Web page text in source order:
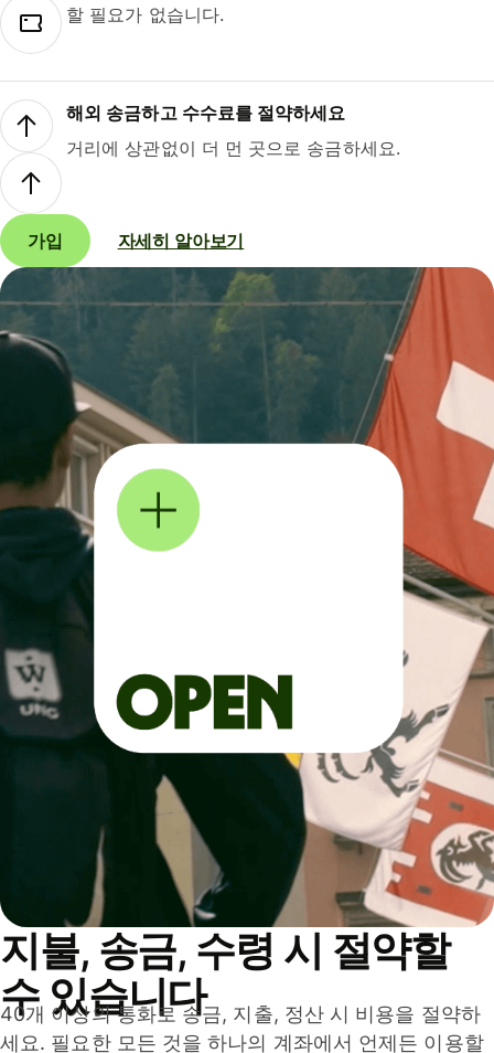
할 필요가 없습니다.
해외 송금하고 수수료를 절약하세요
거리에 상관없이 더 먼 곳으로 송금하세요.
가입 자세히 알아보기
지불, 송금, 수령 시 절약할
수 있습니다
40개 이상의 통화로 송금, 지출, 정산 시 비용을 절약하
세요. 필요한 모든 것을 하나의 계좌에서 언제든 이용할